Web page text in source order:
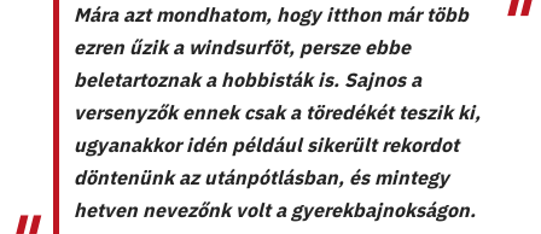
Mára azt mondhatom, hogy itthon már több
ezren űzik a windsurföt, persze ebbe
beletartoznak a hobbisták is. Sajnos a
versenyzők ennek csak a töredékét teszik ki,
ugyanakkor idén például sikerült rekordot
döntenünk az utánpótlásban, és mintegy
hetven nevezőnk volt a gyerekbajnokságon.